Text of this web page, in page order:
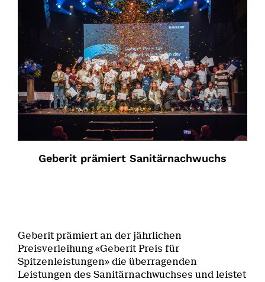
Geberit prämiert Sanitärnachwuchs
Geberit prämiert an der jährlichen
Preisverleihung «Geberit Preis für
Spitzenleistungen» die überragenden
Leistungen des Sanitärnachwuchses und leistet